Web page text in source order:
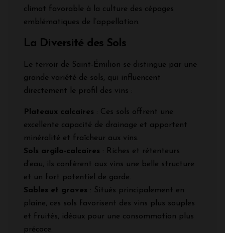
climat favorable à la culture des cépages
emblématiques de l’appellation.
La Diversité des Sols
Le terroir de Saint-Émilion se distingue par une
grande variété de sols, qui influencent
directement le profil des vins :
Plateaux calcaires : Ces sols offrent une
excellente capacité de drainage et apportent
minéralité et fraîcheur aux vins.
Sols argilo-calcaires : Riches et rétenteurs
d’eau, ils confèrent aux vins une belle structure
et un fort potentiel de garde.
Sables et graves : Situés principalement en
plaine, ces sols favorisent des vins plus souples
et fruités, idéaux pour une consommation plus
précoce.